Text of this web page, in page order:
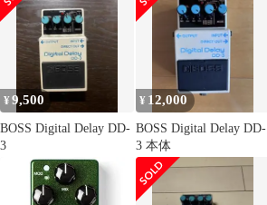
¥9,500
BOSS Digital Delay DD-
3
¥ 12,000
BOSS Digital Delay DD-
3 本体